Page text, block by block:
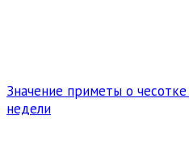
Значение приметы о
недели